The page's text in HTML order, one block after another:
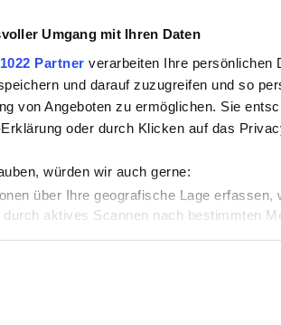
Umgang mit Ihren Daten
Partner verarbeiten Ihre persönlichen
und darauf zuzugreifen und so
von Angeboten zu ermöglichen. Sie
oder durch Klicken auf das
würden wir auch gerne:
über Ihre geografische Lage
durch aktives Scannen nach bestimmten
darüber, wie Ihre persönlichen Daten
um Inhalte und Anzeigen zu